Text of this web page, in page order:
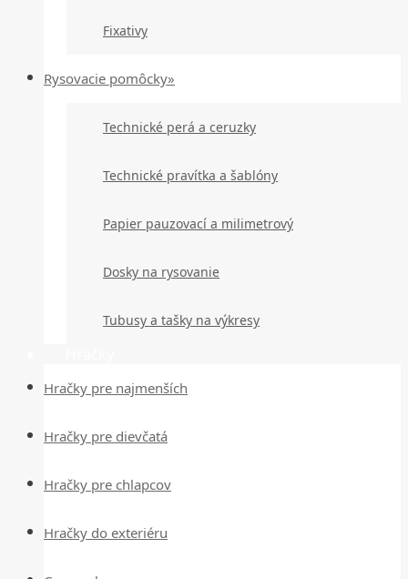
Fixativy
Rysovacie pomôcky»
Technické perá a ceruzky
Technické pravítka a šablóny
Papier pauzovací a milimetrový
Dosky na rysovanie
Tubusy a tašky na výkresy
Hračky pre najmenších
Hračky pre dievčatá
Hračky pre chlapcov
Hračky do exteriéru